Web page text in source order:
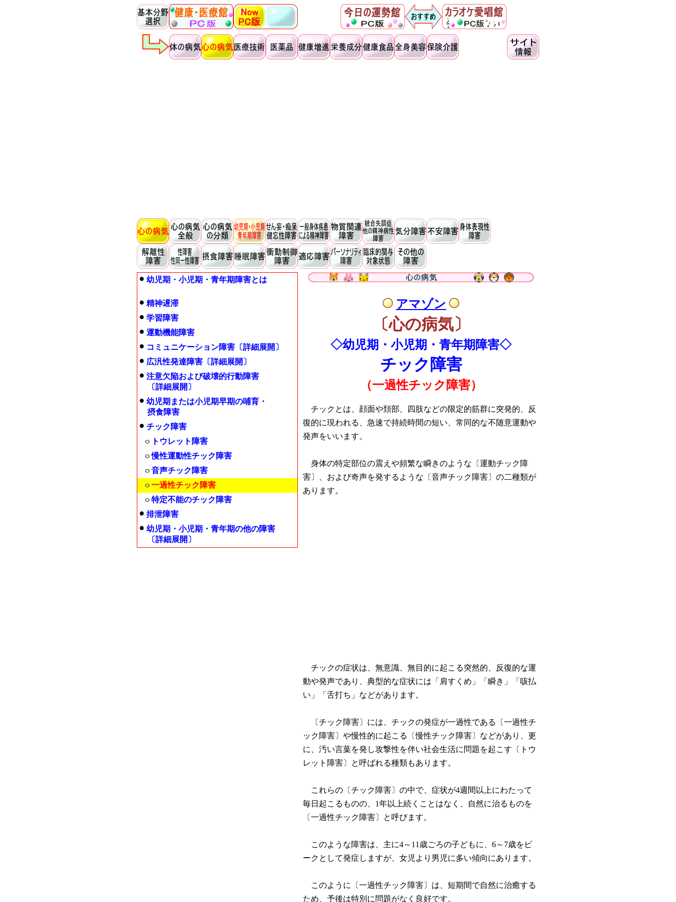
アマゾン
〔心の病気〕
◇幼児期・小児期・青年期障害◇
チック障害
（一過性チック障害）
チックとは、顔面や頚部、四肢などの限定的筋群に突発的、反
復的に現われる、急速で持続時間の短い、常同的な不随意運動や
発声をいいます。
身体の特定部位の震えや頻繁な瞬きのような〔運動チック障
害〕、および奇声を発するような〔音声チック障害〕の二種類が
あります。
チックの症状は、無意識、無目的に起こる突然的、反復的な運
動や発声であり、典型的な症状には「肩すくめ」「瞬き」「咳払
い」「舌打ち」などがあります。
〔チック障害〕には、チックの発症が一過性である〔一過性チ
ック障害〕や慢性的に起こる〔慢性チック障害〕などがあり、更
に、汚い言葉を発し攻撃性を伴い社会生活に問題を起こす〔トウ
レット障害〕と呼ばれる種類もあります。
これらの〔チック障害〕の中で、症状が4週間以上にわたって
毎日起こるものの、1年以上続くことはなく、自然に治るものを
〔一過性チック障害〕と呼びます。
このような障害は、主に4～11歳ごろの子どもに、6～7歳をピ
ークとして発症しますが、女児より男児に多い傾向にあります。
このように〔一過性チック障害〕は、短期間で自然に治癒する
ため、予後は特別に問題がなく良好です。
幼児期・小児期・青年期障害とは
精神遅滞
学習障害
運動機能障害
コミュニケーション障害〔詳細展開〕
広汎性発達障害〔詳細展開〕
注意欠陥および破壊的行動障害
〔詳細展開〕
幼児期または小児期早期の哺育・
摂食障害
チック障害
トウレット障害
慢性運動性チック障害
音声チック障害
一過性チック障害
特定不能のチック障害
排泄障害
幼児期・小児期・青年期の他の障害
〔詳細展開〕